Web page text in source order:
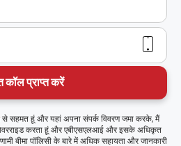
कॉल प्राप्त करें
से सहमत हूं और यहां अपना संपर्क विवरण जमा करके, मैं
करता हूं और एबीएसएलआई और इसके अधिकृत
बीमा पॉलिसी के बारे में अधिक सहायता और जानकारी